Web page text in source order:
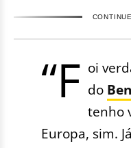
“F oi
do
tenho
Europa, sim.